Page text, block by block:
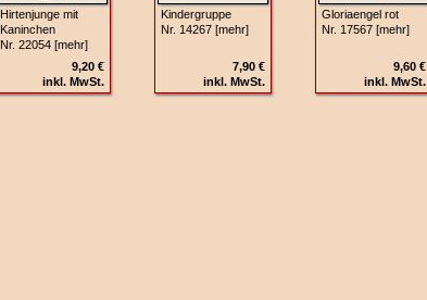
Hirtenjunge mit
Kaninchen
Nr. 22054 [mehr]
9,20 €
inkl. MwSt.
Kindergruppe
Nr. 14267 [mehr]
7,90 €
inkl. MwSt.
Gloriaengel rot
Nr. 17567 [mehr]
9,60 €
inkl. MwSt.